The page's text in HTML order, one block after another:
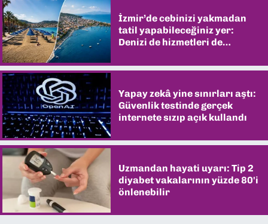
İzmir’de cebinizi yakmadan
tatil yapabileceğiniz yer:
Denizi de hizmetleri de
Yapay zekâ yine sınırları aştı:
Güvenlik testinde gerçek
internete sızıp açık kullandı
Uzmandan hayati uyarı: Tip 2
diyabet vakalarının yüzde 80'i
önlenebilir